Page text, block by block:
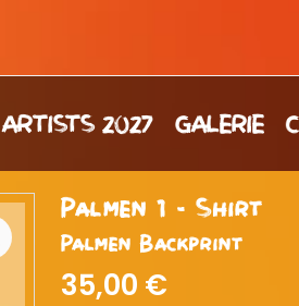
ARTISTS 2027 GALERIE
Palmen 1 - Shirt
Palmen Backprint
35,00 €